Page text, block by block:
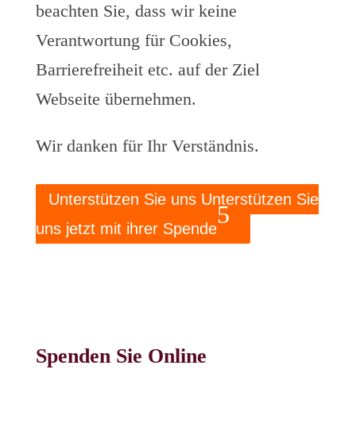
beachten Sie, dass wir keine
Verantwortung für Cookies,
Barrierefreiheit etc. auf der Ziel
Webseite übernehmen.
Wir danken für Ihr Verständnis.
Unterstützen Sie uns Unterstützen Sie
uns jetzt mit ihrer Spende
Spenden Sie Online